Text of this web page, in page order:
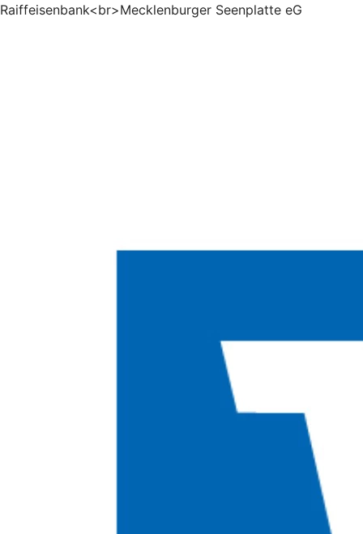
Raiffeisenbank<br>Mecklenburger Seenplatte eG